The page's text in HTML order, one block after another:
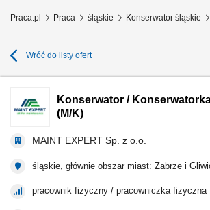
Praca.pl Praca śląskie Konserwator śląskie
Wróć do listy ofert
Konserwator /
(M/K)
MAINT EXPERT Sp. z o.o.
śląskie, głównie obszar miast: Zabrze i
pracownik fizyczny / pracowniczka fizyczna